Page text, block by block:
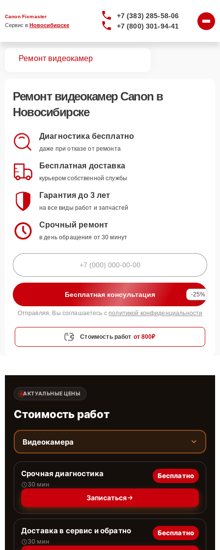
Canon Fixmaster
Сервис в Новосибирске
+7 (383) 285-58-06
+7 (800) 301-94-41
Ремонт видеокамер
Ремонт видеокамер Canonв
Новосибирске
Диагностика бесплатно
даже при отказе от ремонта
Бесплатная доставка
курьером собственной службы
Гарантия до 3 лет
на все виды работ и запчастей
Срочный ремонт
в день обращения от 30 минут
Бесплатная консультация -25%
Отправляя, Вы соглашаетесь с политикой конфиденциальности
Стоимость работ от 800₽
АКТУАЛЬНЫЕ ЦЕНЫ
Стоимость работ
Видеокамера
Срочная диагностика
30 мин
Бесплатно
Записаться
Доставка в сервис и обратно
30 мин
Бесплатно